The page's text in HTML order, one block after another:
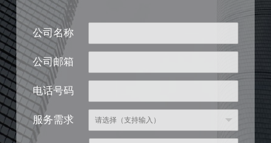
公司名称
公司邮箱
电话号码
服务需求